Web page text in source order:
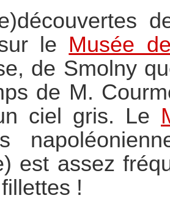
le Musée
de Smolny
de M.
ciel gris. Le
est assez
!